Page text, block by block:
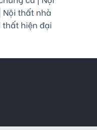
Nội thất nhà
thất hiện đại